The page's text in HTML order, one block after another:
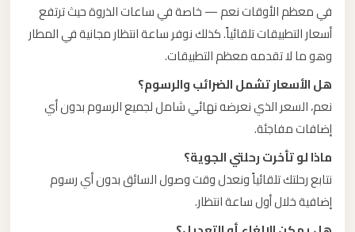
في معظم الأوقات نعم — خاصة في ساعات الذروة حيث ترتفع
أسعار التطبيقات تلقائياً. كذلك نوفر ساعة انتظار مجانية في المطار
وهو ما لا تقدمه معظم التطبيقات.
هل الأسعار تشمل الضرائب والرسوم؟
نعم، السعر الذي نعرضه نهائي شامل لجميع الرسوم بدون أي
إضافات مفاجئة.
ماذا لو تأخرت رحلتي الجوية؟
نتابع رحلتك تلقائياً ونعدل وقت وصول السائق بدون أي رسوم
إضافية خلال أول ساعة انتظار.